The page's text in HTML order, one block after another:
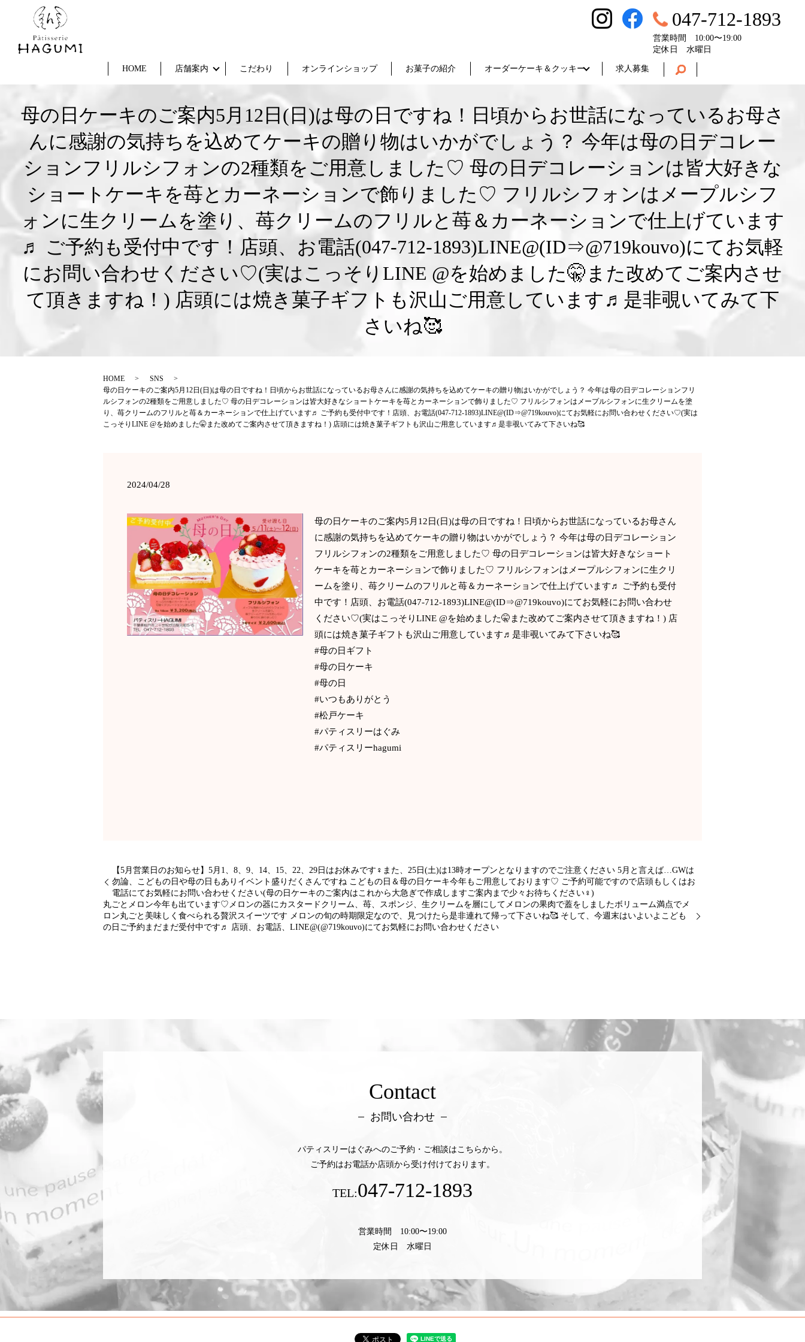
HOME 店舗案内 こだわり オンラインショップ お菓子の紹介 オーダーケーキ＆クッキー 求人募集
047-712-1893
営業時間 10:00〜19:00
定休日 水曜日
母の日ケーキのご案内5月12日(日)は母の日ですね！日頃からお世話になっているお母さ
んに感謝の気持ちを込めてケーキの贈り物はいかがでしょう？ 今年は母の日デコレー
ションフリルシフォンの2種類をご用意しました♡ 母の日デコレーションは皆大好きな
ショートケーキを苺とカーネーションで飾りました♡ フリルシフォンはメープルシフ
ォンに生クリームを塗り、苺クリームのフリルと苺＆カーネーションで仕上げています
♬ ご予約も受付中です！店頭、お電話(047-712-1893)LINE@(ID⇒@719kouvo)にてお気軽
にお問い合わせください♡(実はこっそりLINE @を始めました🤫また改めてご案内させ
て頂きますね！) 店頭には焼き菓子ギフトも沢山ご用意しています♬是非覗いてみて下
さいね🥰
HOME
SNS
母の日ケーキのご案内5月12日(日)は母の日ですね！日頃からお世話になっているお母さんに感謝の気持ちを込めてケーキの贈り物はいかがでしょう？ 今年は母の日デコレーションフリ
ルシフォンの2種類をご用意しました♡ 母の日デコレーションは皆大好きなショートケーキを苺とカーネーションで飾りました♡ フリルシフォンはメープルシフォンに生クリームを塗
り、苺クリームのフリルと苺＆カーネーションで仕上げています♬ ご予約も受付中です！店頭、お電話(047-712-1893)LINE@(ID⇒@719kouvo)にてお気軽にお問い合わせください♡(実は
こっそりLINE @を始めました🤫また改めてご案内させて頂きますね！) 店頭には焼き菓子ギフトも沢山ご用意しています♬是非覗いてみて下さいね🥰
2024/04/28
母の日ケーキのご案内5月12日(日)は母の日ですね！日頃からお世話になっているお母さん
に感謝の気持ちを込めてケーキの贈り物はいかがでしょう？ 今年は母の日デコレーション
フリルシフォンの2種類をご用意しました♡ 母の日デコレーションは皆大好きなショート
ケーキを苺とカーネーションで飾りました♡ フリルシフォンはメープルシフォンに生クリ
ームを塗り、苺クリームのフリルと苺＆カーネーションで仕上げています♬ ご予約も受付
中です！店頭、お電話(047-712-1893)LINE@(ID⇒@719kouvo)にてお気軽にお問い合わせ
ください♡(実はこっそりLINE @を始めました🤫また改めてご案内させて頂きますね！) 店
頭には焼き菓子ギフトも沢山ご用意しています♬是非覗いてみて下さいね🥰
#母の日ギフト
#母の日ケーキ
#母の日
#いつもありがとう
#松戸ケーキ
#パティスリーはぐみ
#パティスリーhagumi
【5月営業日のお知らせ】5月1、8、9、14、15、22、29日はお休みです‍♀️また、25日(土)は13時オープンとなりますのでご注意ください️ 5月と言えば…GWは
勿論、こどもの日や母の日もありイベント盛りだくさんですね こどもの日＆母の日ケーキ今年もご用意しております♡ ご予約可能ですので店頭もしくはお
電話にてお気軽にお問い合わせください(母の日ケーキのご案内はこれから大急ぎで作成しますご案内まで少々お待ちください‍♀️)
丸ごとメロン今年も出ています♡メロンの器にカスタードクリーム、苺、スポンジ、生クリームを層にしてメロンの果肉で蓋をしましたボリューム満点でメ
ロン丸ごと美味しく食べられる贅沢スイーツです メロンの旬の時期限定なので、見つけたら是非連れて帰って下さいね🥰 そして、今週末はいよいよこども
の日ご予約まだまだ受付中です♬ 店頭、お電話、LINE@(@719kouvo)にてお気軽にお問い合わせください
Contact
お問い合わせ
パティスリーはぐみへのご予約・ご相談はこちらから。
ご予約はお電話か店頭から受け付けております。
TEL:047-712-1893
営業時間 10:00〜19:00
定休日 水曜日